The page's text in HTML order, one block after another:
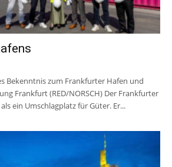
Bekenntnis zum Frankfurter Hafen und
Frankfurt (RED/NORSCH) Der Frankfurter
ein Umschlagplatz für Güter. Er...